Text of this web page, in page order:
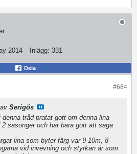
2014 Inlägg: 331
Dela
#684
Serigös
tråd pratat gott om denna lina
säsonger och har bara gott att säga
lina som byter färg var 9-10m, 8
vid invevning och styrkan är som